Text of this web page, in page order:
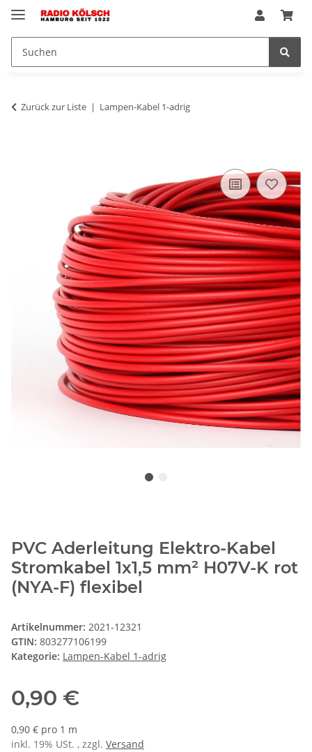
Zurück zur Liste Lampen-Kabel 1-adrig
PVC Aderleitung Elektro-Kabel
Stromkabel 1x1,5 mm² H07V-K rot
(NYA-F) flexibel
Artikelnummer: 2021-12321
GTIN: 803277106199
Kategorie: Lampen-Kabel 1-adrig
0,90 €
0,90 € pro 1 m
inkl. 19% USt. , zzgl. Versand